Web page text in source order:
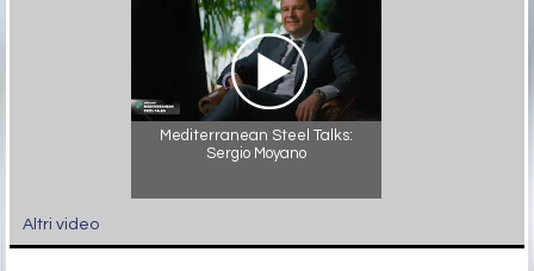
Mediterranean Steel Talks:
Sergio Moyano
Altri video